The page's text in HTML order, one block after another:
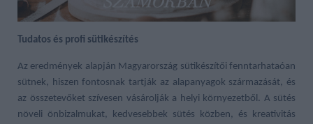
Tudatos és profi sütikészítés
Az eredmények alapján Magyarország sütikészítői fenntarhataóan
sütnek, hiszen fontosnak tartják az alapanyagok származását, és
az összetevőket szívesen vásárolják a helyi környezetből. A sütés
növeli önbizalmukat, kedvesebbek sütés közben, és kreativitás